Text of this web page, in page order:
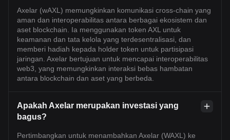
Axelar (wAXL) memungkinkan komunikasi cross-chain yang
aman dan interoperabilitas antara berbagai ekosistem dan
aset blockchain. Ia menggunakan token AXL untuk
keamanan dan tata kelola yang terdesentralisasi, dan
memberi hadiah kepada holder token untuk partisipasi
jaringan. Axelar bertujuan untuk mencapai interoperabilitas
web3, yang memungkinkan interaksi bebas hambatan
antara blockchain dan aset yang berbeda.
Apakah Axelar merupakan investasi yang
bagus?
Pertimbangkan untuk menambahkan Axelar (WAXL) ke